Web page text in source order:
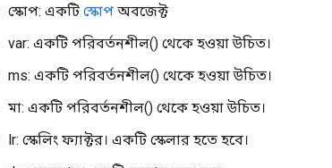
স্কোপ: একটি স্কোপ অবজেক্ট
var: একটি পরিবর্তনশীল() থেকে হওয়া উচিত।
ms: একটি পরিবর্তনশীল() থেকে হওয়া উচিত।
মা: একটি পরিবর্তনশীল() থেকে হওয়া উচিত।
lr: স্কেলিং ফ্যাক্টর। একটি স্কেলার হতে হবে।